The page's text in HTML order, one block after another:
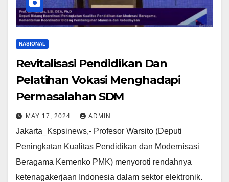
NASIONAL
Revitalisasi Pendidikan Dan
Pelatihan Vokasi Menghadapi
Permasalahan SDM
MAY 17, 2024 ADMIN
Jakarta_Kspsinews,- Profesor Warsito (Deputi
Peningkatan Kualitas Pendidikan dan Modernisasi
Beragama Kemenko PMK) menyoroti rendahnya
ketenagakerjaan Indonesia dalam sektor elektronik.